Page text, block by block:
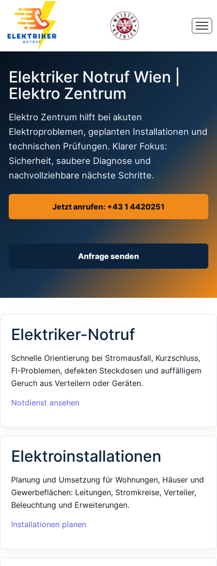
Elektriker Notruf Wien |
Elektro Zentrum
Elektro Zentrum hilft bei akuten
Elektroproblemen, geplanten Installationen und
technischen Prüfungen. Klarer Fokus:
Sicherheit, saubere Diagnose und
nachvollziehbare nächste Schritte.
Jetzt anrufen: +43 1 4420251
Anfrage senden
Elektriker-Notruf
Schnelle Orientierung bei Stromausfall, Kurzschluss,
FI-Problemen, defekten Steckdosen und auffälligem
Geruch aus Verteilern oder Geräten.
Notdienst ansehen
Elektroinstallationen
Planung und Umsetzung für Wohnungen, Häuser und
Gewerbeflächen: Leitungen, Stromkreise, Verteiler,
Beleuchtung und Erweiterungen.
Installationen planen